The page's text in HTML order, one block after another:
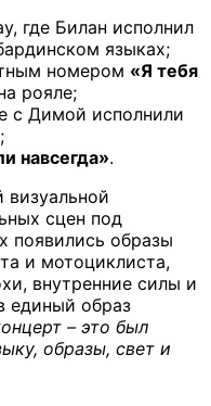
где Билан исполнил
языках;
номером «Я тебя
рояле;
с Димой исполнили
;
навсегда».
визуальной
сцен под
появились образы
и мотоциклиста,
внутренние силы и
единый образ
– это был
образы, свет и